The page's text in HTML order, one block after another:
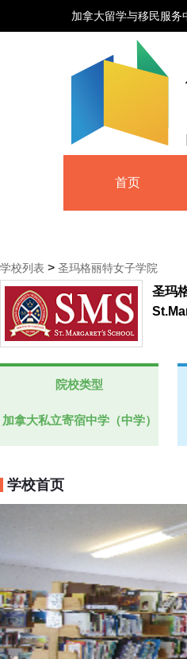
加拿大留学与移民服务
首页
学校列表 > 圣玛格丽特女子学院
圣玛
院校类型
加拿大私立寄宿中学（中学）
学校首页